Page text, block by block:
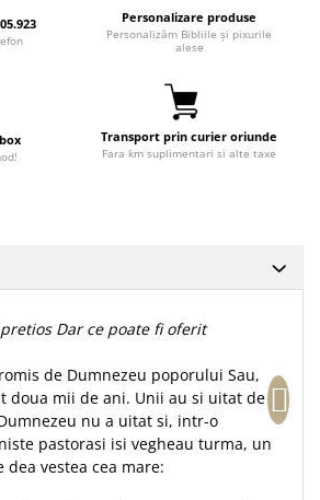
Personalizare produse
Personalizăm Bibliile și pixurile
alese
Transport prin curier oriunde
Fara km suplimentari si alte taxe
Dar ce poate fi oferit
de Dumnezeu poporului Sau,
doua mii de ani. Unii au si uitat de
nu a uitat si, intr-o
pastorasi isi vegheau turma, un
dea vestea cea mare: